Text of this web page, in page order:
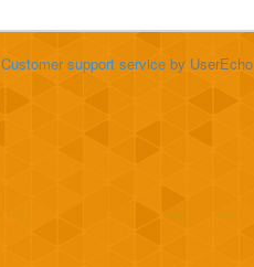
Customer support serviceby UserEcho